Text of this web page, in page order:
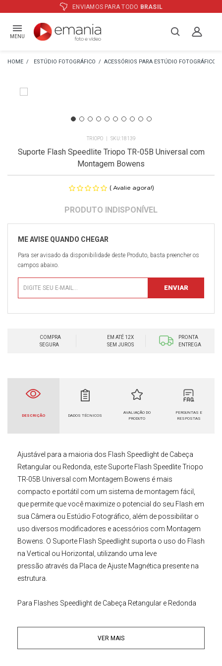
ENVIAMOS PARA TODO BRASIL
MENU
ESTÚDIO FOTOGRÁFICO ACESSÓRIOS PARA ESTÚDIO FOTOGRÁFICO
TRIOPO 18139
Suporte Flash Speedlite Triopo TR-05B Universal com
Montagem Bowens
( Avalie agora!)
Para ser avisado da disponibilidade deste Produto, basta preencher os
campos abaixo.
COMPRA
SEGURA
EM ATÉ 12X
SEM JUROS
PRONTA
ENTREGA
DESCRIÇÃO DADOS TÉCNICOS
AVALIAÇÃO DO
PRODUTO
PERGUNTAS E
RESPOSTAS
Ajustável para a maioria dos Flash Speedlight de Cabeça
Retangular ou Redonda, este Suporte Flash Speedlite Triopo
TR-05B Universal com Montagem Bowens é mais
compacto e portátil com um sistema de montagem fácil,
que permite que você maximize o potencial do seu Flash em
sua Câmera ou Estúdio Fotográfico, além de possibilitar o
uso diversos modificadores e acessórios com Montagem
Bowens. O Suporte Flash Speedlight suporta o uso do Flash
na Vertical ou Horizontal, utilizando uma leve
pressão através da Placa de Ajuste Magnética presente na
estrutura.
Para Flashes Speedlight de Cabeça Retangular e Redonda
Triopo, acomoda Flashes Speedlite de Cabeça
Retangular/Quadrada ou Redonda e Flashes
VER MAIS